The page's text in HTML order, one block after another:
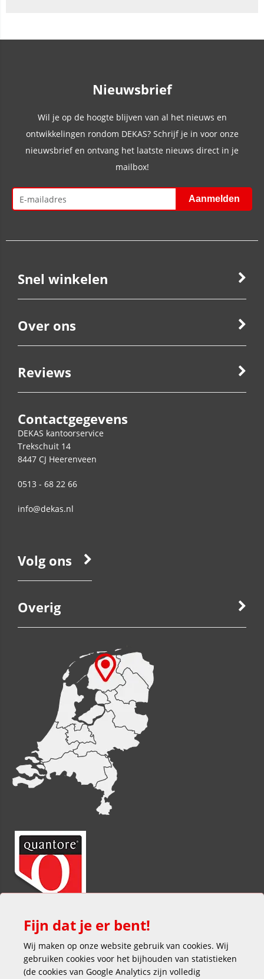
Nieuwsbrief
Wil je op de hoogte blijven van al het nieuws en
ontwikkelingen rondom DEKAS? Schrijf je in voor onze
nieuwsbrief en ontvang het laatste nieuws direct in je
mailbox!
Snel winkelen
Over ons
Reviews
Contactgegevens
DEKAS kantoorservice
Trekschuit 14
8447 CJ Heerenveen
0513 - 68 22 66
info@dekas.nl
Volg ons
Overig
Fijn dat je er bent!
Wij maken op onze website gebruik van cookies. Wij
gebruiken cookies voor het bijhouden van statistieken
(de cookies van Google Analytics zijn volledig